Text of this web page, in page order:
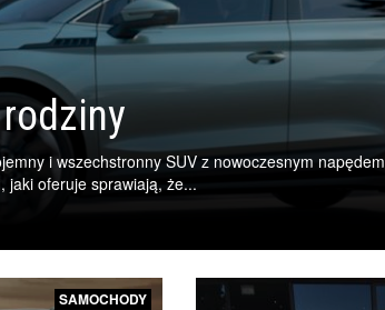
i wszechstronny SUV z nowoczesnym napędem
jaki oferuje sprawiają, że...
SAMOCHODY